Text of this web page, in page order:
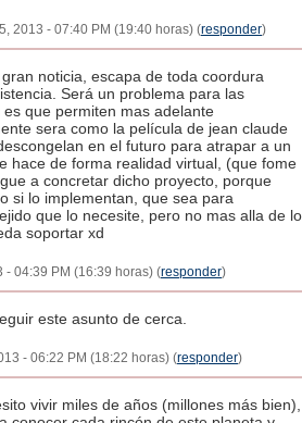
2013 - 07:40 PM (19:40 horas) (responder)
noticia, escapa de toda coordura
Será un problema para las
que permiten mas adelante
sera como la película de jean claude
en el futuro para atrapar a un
hace de forma realidad virtual, (que fome
a concretar dicho proyecto, porque
si lo implementan, que sea para
que lo necesite, pero no mas alla de lo
soportar xd
- 04:39 PM (16:39 horas) (responder)
este asunto de cerca.
- 06:22 PM (18:22 horas) (responder)
vivir miles de años (millones más bien),